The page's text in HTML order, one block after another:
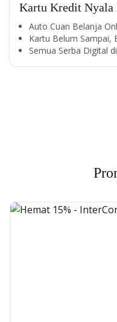
Kartu Kredit Nyala
Auto Cuan Belanja
Kartu Belum Sampai,
Semua Serba Digital
Cross Selling